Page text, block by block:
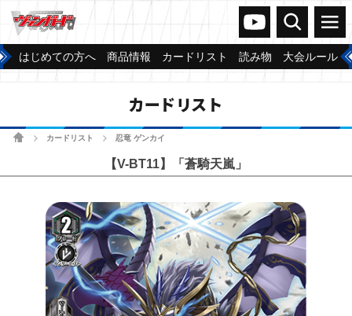
ヴァンガードch
検索 メニュー
はじめての方へ 商品情報 カードリスト 読み物 大会ルール
カードリスト
ホームカードリスト 忍竜 ゲンカイ
【V-BT11】「蒼騎天嵐」